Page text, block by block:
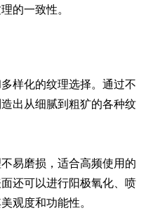
的一致性。
样化的纹理选择。通过不
出从细腻到粗犷的各种纹
易磨损，适合高频使用的
还可以进行阳极氧化、喷
观度和功能性。